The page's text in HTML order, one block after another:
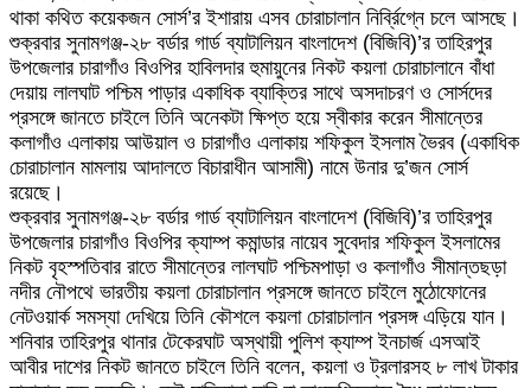
থাকা কথিত কয়েকজন সোর্স’র ইশারায় এসব চোরাচালান নির্ব্রিগ্নে চলে আসছে।
শুক্রবার সুনামগঞ্জ-২৮ বর্ডার গার্ড ব্যাটালিয়ন বাংলাদেশ (বিজিবি)’র তাহিরপুর
উপজেলার চারাগাঁও বিওপির হাবিলদার হুমায়ুনের নিকট কয়লা চোরাচালানে বাঁধা
দেয়ায় লালঘাট পশ্চিম পাড়ার একাধিক ব্যাক্তির সাথে অসদাচরণ ও সোর্সদের
প্রসঙ্গে জানতে চাইলে তিনি অনেকটা ক্ষিপ্ত হয়ে স্বীকার করেন সীমান্তের
কলাগাঁও এলাকায় আউয়াল ও চারাগাঁও এলাকায় শফিকুল ইসলাম ভৈরব (একাধিক
চোরাচালান মামলায় আদালতে বিচারাধীন আসামী) নামে উনার দু’জন সোর্স
রয়েছে।
শুক্রবার সুনামগঞ্জ-২৮ বর্ডার গার্ড ব্যাটালিয়ন বাংলাদেশ (বিজিবি)’র তাহিরপুর
উপজেলার চারাগাঁও বিওপির ক্যাম্প কমান্ডার নায়েব সুবেদার শফিকুল ইসলামের
নিকট বৃহস্পতিবার রাতে সীমান্তের লালঘাট পশ্চিমপাড়া ও কলাগাঁও সীমান্তছড়া
নদীর নৌপথে ভারতীয় কয়লা চোরাচালান প্রসঙ্গে জানতে চাইলে মুঠোফোনের
নেটওয়ার্ক সমস্যা দেখিয়ে তিনি কৌশলে কয়লা চোরাচালান প্রসঙ্গ এড়িয়ে যান।
শনিবার তাহিরপুর থানার টেকেরঘাট অস্থায়ী পুলিশ ক্যাম্প ইনচার্জ এসআই
আবীর দাশের নিকট জানতে চাইলে তিনি বলেন, কয়লা ও ট্রলারসহ ৮ লাখ টাকার